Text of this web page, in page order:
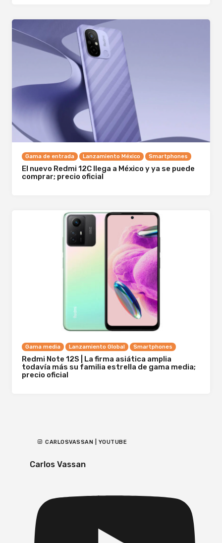
Gama de entrada Lanzamiento México Smartphones
El nuevo Redmi 12C llega a México y ya se puede
comprar; precio oficial
Gama media Lanzamiento Global Smartphones
Redmi Note 12S | La firma asiática amplia
todavía más su familia estrella de gama media;
precio oficial
CARLOSVASSAN | YOUTUBE
Carlos Vassan